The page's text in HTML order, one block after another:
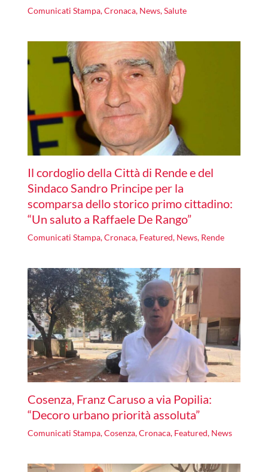
Comunicati Stampa,Cronaca, News,Salute
Il cordoglio della Città di Rende e del
Sindaco Sandro Principe per la
scomparsa dello storico primo cittadino:
“Un saluto a Raffaele De Rango”
Comunicati Stampa,Cronaca, Featured, News, Rende
Cosenza, Franz Caruso a via Popilia:
“Decoro urbano priorità assoluta”
Comunicati Stampa,Cosenza,Cronaca, Featured, News